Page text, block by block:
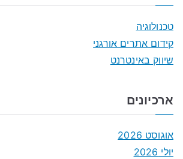
טכנולוגיה
קידום אתרים אורגני
שיווק באינטרנט
ארכיונים
אוגוסט 2026
יולי 2026